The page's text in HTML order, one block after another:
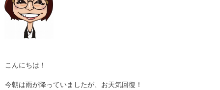
こんにちは！
今朝は雨が降っていましたが、お天気回復！